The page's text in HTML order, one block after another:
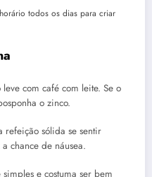
todos os dias para criar
com café com leite. Se o
o zinco.
refeição sólida se sentir
chance de náusea.
e costuma ser bem